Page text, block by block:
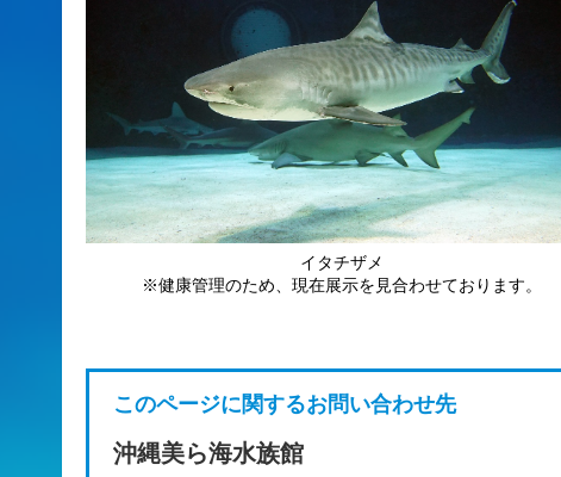
イタチザメ
※健康管理のため、現在展示を見合わせております。
このページに関するお問い合わせ先
沖縄美ら海水族館